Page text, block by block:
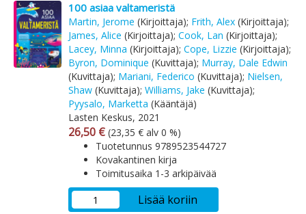
100 asiaa valtameristä
Martin, Jerome (Kirjoittaja); Frith, Alex (Kirjoittaja);
James, Alice (Kirjoittaja); Cook, Lan (Kirjoittaja);
Lacey, Minna (Kirjoittaja); Cope, Lizzie (Kirjoittaja);
Byron, Dominique (Kuvittaja); Murray, Dale Edwin
(Kuvittaja); Mariani, Federico (Kuvittaja); Nielsen,
Shaw (Kuvittaja); Williams, Jake (Kuvittaja);
Pyysalo, Marketta (Kääntäjä)
Lasten Keskus, 2021
Arvonlisäverollinen hinta
26,50 € Arvonlisäveroton hinta
(23,35 € alv 0 %)
Tuotetunnus 9789523544727
Kovakantinen kirja
Toimitusaika 1-3 arkipäivää
Lisää koriin